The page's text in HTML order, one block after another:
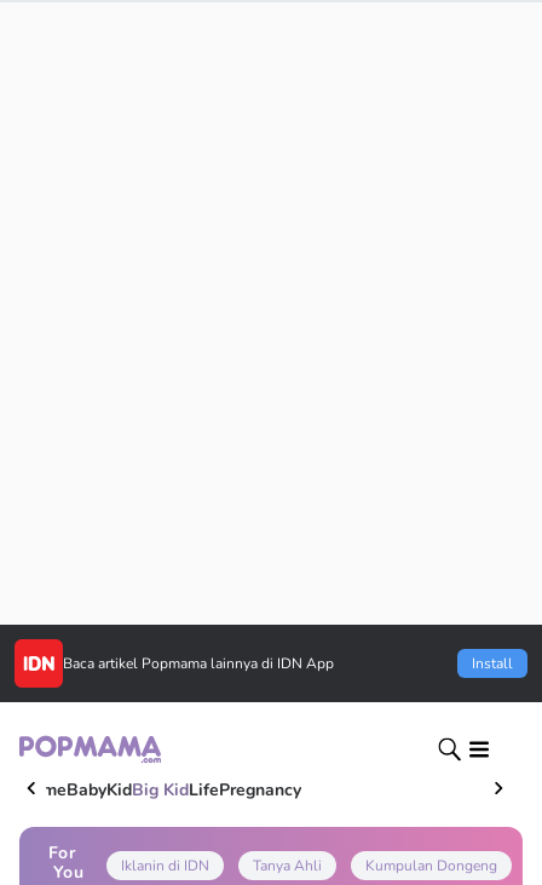
Baca artikel Popmama lainnya di IDN App Install
HomeBabyKidBig KidLifePregnancy
For
You
Iklanin di IDN Tanya Ahli Kumpulan Dongeng